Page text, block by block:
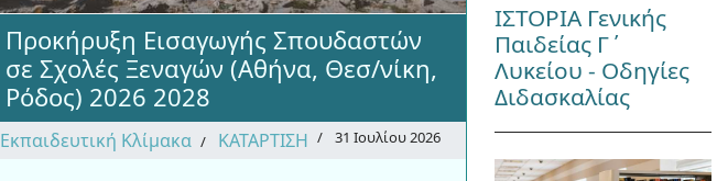
Προκήρυξη Εισαγωγής Σπουδαστών
σε Σχολές Ξεναγών (Αθήνα, Θεσ/νίκη,
Ρόδος) 2026 2028
Εκπαιδευτική Κλίμακα ΚΑΤΑΡΤΙΣΗ 31 Ιουλίου 2026
ΙΣΤΟΡΙΑ Γενικής
Παιδείας Γ΄
Λυκείου - Οδηγίες
Διδασκαλίας